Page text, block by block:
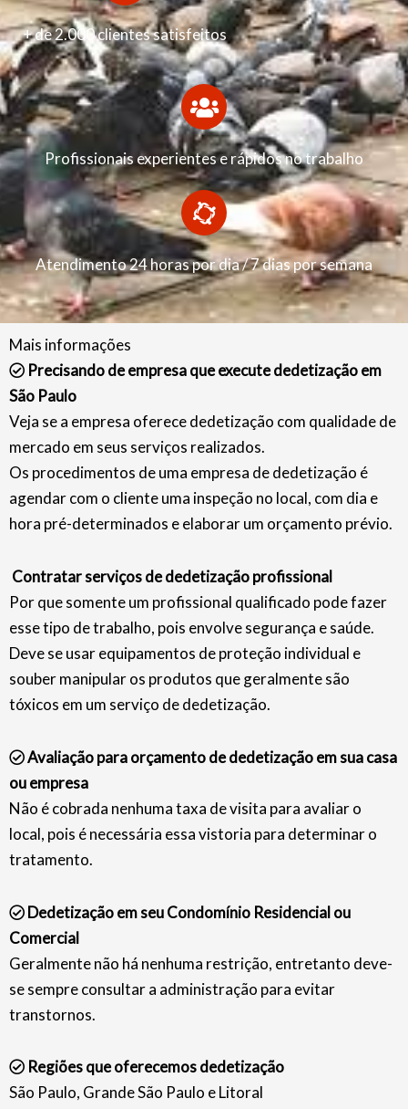
+ de 2.000 clientes satisfeitos
Profissionais experientes e rápidos no trabalho
Atendimento 24 horas por dia / 7 dias por semana
Mais informações
Precisando de empresa que execute dedetização em
São Paulo
Veja se a empresa oferece dedetização com qualidade de
mercado em seus serviços realizados.
Os procedimentos de uma empresa de dedetização é
agendar com o cliente uma inspeção no local, com dia e
hora pré-determinados e elaborar um orçamento prévio.
Contratar serviços de dedetização profissional
Por que somente um profissional qualificado pode fazer
esse tipo de trabalho, pois envolve segurança e saúde.
Deve se usar equipamentos de proteção individual e
souber manipular os produtos que geralmente são
tóxicos em um serviço de dedetização.
Avaliação para orçamento de dedetização em sua casa
ou empresa
Não é cobrada nenhuma taxa de visita para avaliar o
local, pois é necessária essa vistoria para determinar o
tratamento.
Dedetização em seu Condomínio Residencial ou
Comercial
Geralmente não há nenhuma restrição, entretanto deve-
se sempre consultar a administração para evitar
transtornos.
Regiões que oferecemos dedetização
São Paulo, Grande São Paulo e Litoral